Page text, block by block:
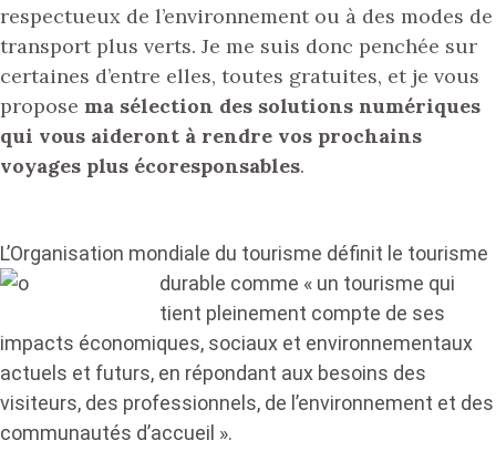
respectueux de l’environnement ou à des modes de
transport plus verts. Je me suis donc penchée sur
certaines d’entre elles, toutes gratuites, et je vous
propose ma sélection des solutions numériques
qui vous aideront à rendre vos prochains
voyages plus écoresponsables.
L’Organisation mondiale du tourisme définit le tourisme
durable comme « un tourisme qui
tient pleinement compte de ses
impacts économiques, sociaux et environnementaux
actuels et futurs, en répondant aux besoins des
visiteurs, des professionnels, de l’environnement et des
communautés d’accueil ».